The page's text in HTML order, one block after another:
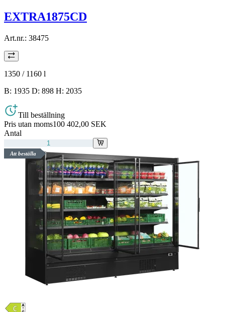
EXTRA1875CD
Art.nr.: 38475
1350 / 1160 l
B: 1935 D: 898 H: 2035
Till beställning
Pris utan moms100 402,00 SEK
Antal
Att beställa